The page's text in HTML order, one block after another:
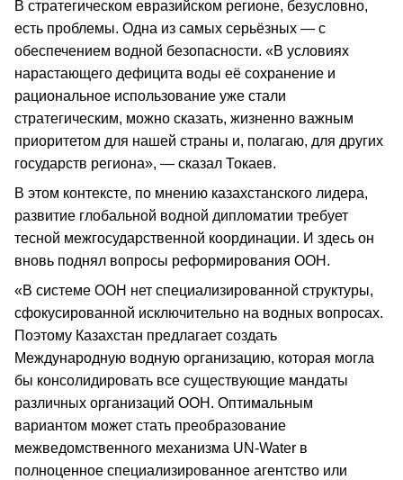
В стратегическом евразийском регионе, безусловно,
есть проблемы. Одна из самых серьёзных — с
обеспечением водной безопасности. «В условиях
нарастающего дефицита воды её сохранение и
рациональное использование уже стали
стратегическим, можно сказать, жизненно важным
приоритетом для нашей страны и, полагаю, для других
государств региона», — сказал Токаев.
В этом контексте, по мнению казахстанского лидера,
развитие глобальной водной дипломатии требует
тесной межгосударственной координации. И здесь он
вновь поднял вопросы реформирования ООН.
«В системе ООН нет специализированной структуры,
сфокусированной исключительно на водных вопросах.
Поэтому Казахстан предлагает создать
Международную водную организацию, которая могла
бы консолидировать все существующие мандаты
различных организаций ООН. Оптимальным
вариантом может стать преобразование
межведомственного механизма UN-Water в
полноценное специализированное агентство или